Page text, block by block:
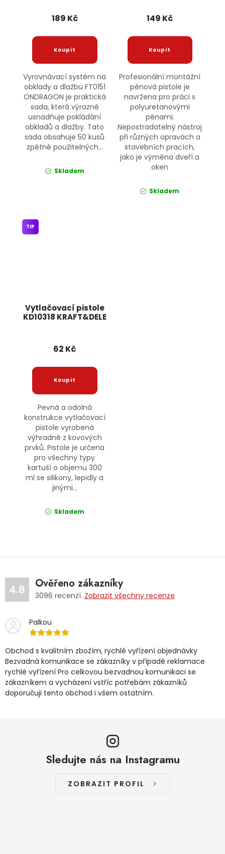
189 Kč
Vyrovnávací systém na
obklady a dlažbu FT0151
ONDRAGON je praktická
sada, která výrazně
usnadňuje pokládání
obkladů a dlažby. Tato
sada obsahuje 50 kusů
zpětně použitelných...
Skladem
149 Kč
Profesionální montážní
pěnová pistole je
navržena pro práci s
polyuretanovými
pěnami.
Nepostradatelný nástroj
při různých opravách a
stavebních pracích,
jako je výměna dveří a
oken
Skladem
Vytlačovací pistole
KD10318 KRAFT&DELE
TIP
62 Kč
Pevná a odolná
konstrukce vytlačovací
pistole vyrobená
výhradně z kovových
prvků. Pistole je určena
pro všechny typy
kartuší o objemu 300
ml se silikony, lepidly a
jinými...
Skladem
4.8 Ověřeno zákazníky
3096 recenzí. Zobrazit všechny recenze
Palkou
Obchod s kvalitním zbožím, rychlé vyřízení objednávky
Bezvadná komunikace se zákazníky v případě reklamace
rychlé vyřízení Pro celkovou bezvadnou komunikaci se
zákazníkem a vycházení vstříc potřebám zákazníků
doporučuji tento obchod i všem ostatním.
Sledujte nás na Instagramu
ZOBRAZIT PROFIL